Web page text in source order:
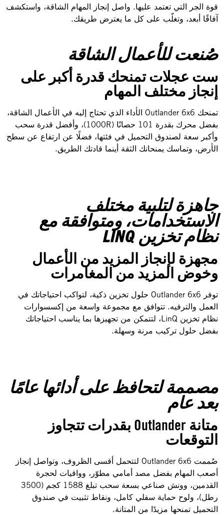
قوة الجر التي تعتمد عليها. واصل إنجاز المهام الشاقة، واستكشف
آفاقًا أبعد، وتغلّب على كل ما يعترض طريقك.
صُنعت للأعمال الشاقة
ست عجلات تمنحك قدرة أكبر على
إنجاز مختلف المهام
تمنحك Outlander 6x6 الأداء الذي تحتاج إليه في الأعمال الشاقة،
بفضل محرك بقدرة 101 حصانًا (1000R)، وأفضل قدرة سحب
وأكبر سعة لصندوق التحميل في فئتها، فضلًا عن ارتفاع عن سطح
الأرض، وتماسك يمنحانك الثقة أينما قادتك الطريق.
جاهزة لتلبية مختلف
الاستخدامات، ومتوافقة مع
نظام تخزين LINQ
مجهزة لإنجاز المزيد من الأعمال
وخوض المزيد من المغامرات
توفر Outlander 6x6 حلول تخزين ذكية، لتواكب احتياجاتك في
العمل والترفيه. تتوافق مع مجموعة واسعة من إكسسوارات
نظام تخزين LinQ، لتتمكن من تجهيزها بما يناسب احتياجاتك
بفضل حلول تركيب مرنة وسهلة.
مصممة لتحافظ على أدائها عامًا
بعد عام
متانة Outlander بقدرات تتجاوز
التوقعات
صُممت Outlander 6x6 لتتحمل أقسى الظروف، وتواصل إنجاز
أصعب المهام بفضل مصد أمامي مطوّر، وواقيات لحجرة
القدمين، وونش صناعي بسعة سحب تبلغ 1588 كجم (3500
رطل)، ولوح حماية سفلي كامل، ونقاط تثبيت في صندوق
التحميل تمنحها مزيدًا من المتانة.